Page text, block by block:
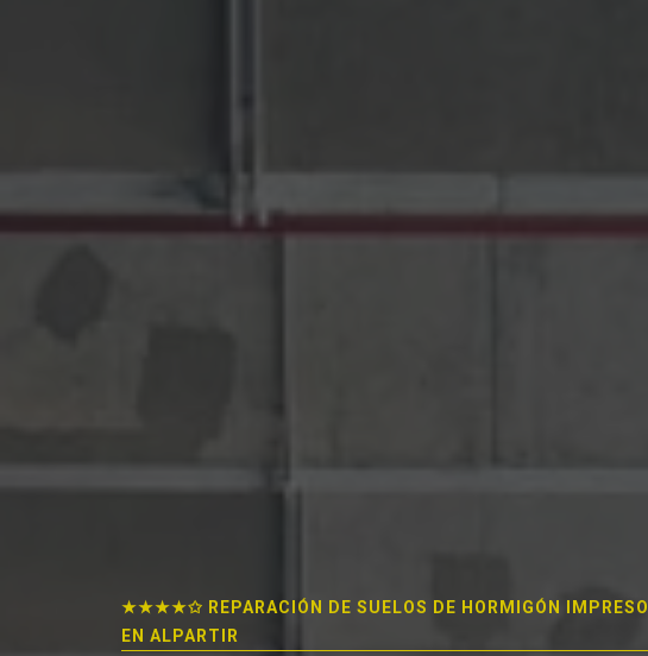
★★★★✩ REPARACIÓN DE SUELOS DE HORMIGÓN IMPRESO
EN ALPARTIR